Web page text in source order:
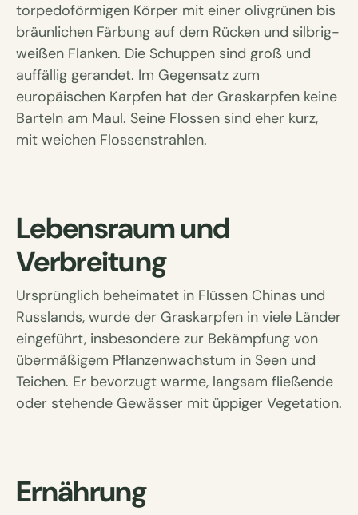
torpedoförmigen Körper mit einer olivgrünen bis
bräunlichen Färbung auf dem Rücken und silbrig-
weißen Flanken. Die Schuppen sind groß und
auffällig gerandet. Im Gegensatz zum
europäischen Karpfen hat der Graskarpfen keine
Barteln am Maul. Seine Flossen sind eher kurz,
mit weichen Flossenstrahlen.
Lebensraum und
Verbreitung
Ursprünglich beheimatet in Flüssen Chinas und
Russlands, wurde der Graskarpfen in viele Länder
eingeführt, insbesondere zur Bekämpfung von
übermäßigem Pflanzenwachstum in Seen und
Teichen. Er bevorzugt warme, langsam fließende
oder stehende Gewässer mit üppiger Vegetation.
Ernährung